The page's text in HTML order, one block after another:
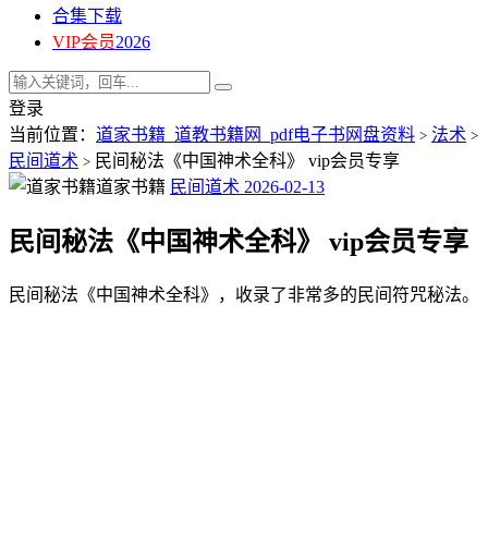
合集下载
VIP会员2026
登录
当前位置： 道家书籍_道教书籍网_pdf电子书网盘资料 > 法术 >
民间道术 > 民间秘法《中国神术全科》 vip会员专享
道家书籍 民间道术 2026-02-13
民间秘法《中国神术全科》 vip会员专享
民间秘法《中国神术全科》，收录了非常多的民间符咒秘法。